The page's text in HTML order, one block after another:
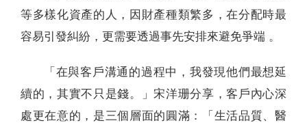
等多樣化資產的人，因財產種類繁多，在分配時最
容易引發糾紛，更需要透過事先安排來避免爭端 。
「在與客戶溝通的過程中，我發現他們最想延
續的，其實不只是錢。」宋洋珊分享，客戶內心深
處更在意的，是三個層面的圓滿：「生活品質、醫